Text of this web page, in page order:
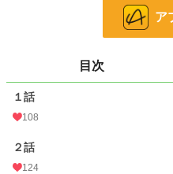
「こんな国、もう知らない！」
そんなある日、とある街で子供が怪我
子供の怪我の治癒をした時、ある男性
それ以降も街で見かけた体調の悪い
きの男性がずっとそばに付いて来る。
「ぜひ我が国へ来てほしい」
男性から誘いを受け、行く当てもな
ア
目次
１話
108
２話
124